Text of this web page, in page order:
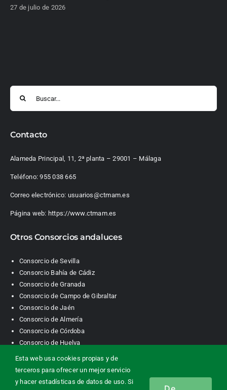
27 de julio de 2026
Contacto
Alameda Principal, 11, 2ª planta – 29001 – Málaga
Teléfono:955 038 665
Correo electrónico: usuarios@ctmam.es
Página web: https://www.ctmam.es
Otros Consorcios andaluces
Consorcio de Sevilla
Consorcio Bahía de Cádiz
Consorcio de Granada
Consorcio de Campo de Gibraltar
Consorcio de Jaén
Consorcio de Almería
Consorcio de Córdoba
Consorcio de Huelva
Consorcio de Transporte Metropolitano. Área de Málaga |
Esta web usa cookies propias y de
terceros para ofrecer un mejor servicio
y hacer estadísticas de datos de uso. Si